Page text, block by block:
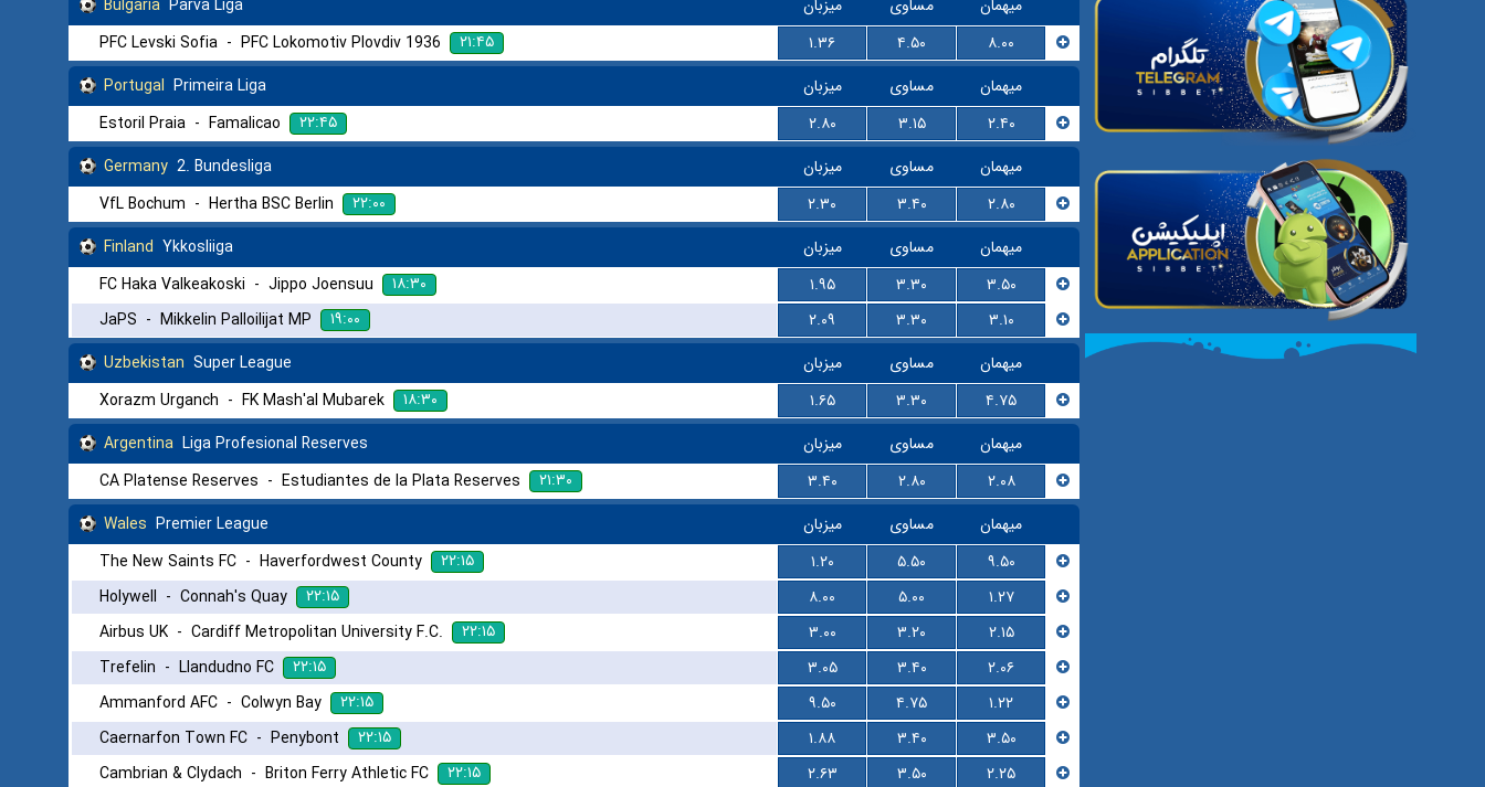
Bulgaria Parva Liga میزبان مساوی
میهمان
PFC Levski Sofia - PFC Lokomotiv Plovdiv 1936 ۲۱:۴۵ ۱.۳۶ ۴.۵۰
۸.۰۰
Portugal Primeira Liga میزبان مساوی
میهمان
Estoril Praia - Famalicao ۲۲:۴۵ ۲.۸۰ ۳.۱۵
۲.۴۰
Germany 2. Bundesliga میزبان مساوی
میهمان
VfL Bochum - Hertha BSC Berlin ۲۲:۰۰ ۲.۳۰ ۳.۴۰
۲.۸۰
Finland Ykkosliiga میزبان مساوی
میهمان
FC Haka Valkeakoski - Jippo Joensuu ۱۸:۳۰ ۱.۹۵ ۳.۳۰
۳.۵۰
JaPS - Mikkelin Palloilijat MP ۱۹:۰۰ ۲.۰۹ ۳.۳۰
۳.۱۰
Uzbekistan Super League میزبان مساوی
میهمان
Xorazm Urganch - FK Mash'al Mubarek ۱۸:۳۰ ۱.۶۵ ۳.۳۰
۴.۷۵
Argentina Liga Profesional Reserves میزبان مساوی
میهمان
CA Platense Reserves - Estudiantes de la Plata Reserves ۲۱:۳۰ ۳.۴۰ ۲.۸۰
۲.۰۸
Wales Premier League میزبان مساوی
میهمان
The New Saints FC - Haverfordwest County ۲۲:۱۵ ۱.۲۰ ۵.۵۰
۹.۵۰
Holywell - Connah's Quay ۲۲:۱۵ ۸.۰۰ ۵.۰۰
۱.۲۷
Airbus UK - Cardiff Metropolitan University F.C. ۲۲:۱۵ ۳.۰۰ ۳.۲۰
۲.۱۵
Trefelin - Llandudno FC ۲۲:۱۵ ۳.۰۵ ۳.۴۰
۲.۰۶
Ammanford AFC - Colwyn Bay ۲۲:۱۵ ۹.۵۰ ۴.۷۵
۱.۲۲
Caernarfon Town FC - Penybont ۲۲:۱۵ ۱.۸۸ ۳.۴۰
۳.۵۰
Cambrian & Clydach - Briton Ferry Athletic FC ۲۲:۱۵ ۲.۶۳ ۳.۵۰
۲.۲۵